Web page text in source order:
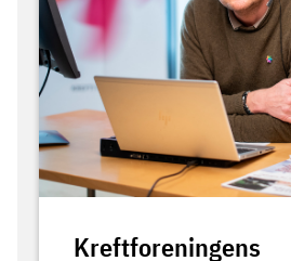
Kreftforeningens